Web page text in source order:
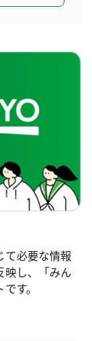
て必要な情報
映し、「みん
す。